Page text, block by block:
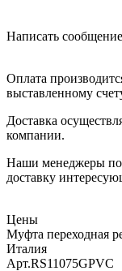
Написать сообщение
Оплата
выставленному
Доставка
компании.
Наши менеджеры
доставку
Цены
Муфта переходная
Италия
Арт.RS11075GPVC